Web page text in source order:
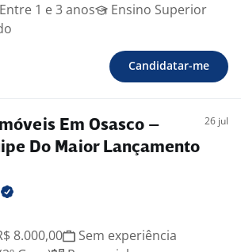
Entre 1 e 3 anos
Ensino Superior
Candidatar-me
Em Osasco –
Do Maior Lançamento
26 jul
8.000,00
Sem experiência